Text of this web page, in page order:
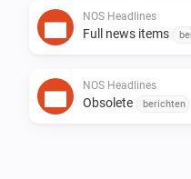
RELEASE NOTES
1.1.0
NOS Headlines
Full news items
NOS Headlines
Obsolete berichten